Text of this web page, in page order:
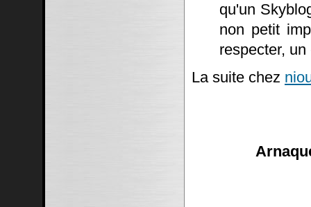
qu'un
non petit
respecter,
La suite chez